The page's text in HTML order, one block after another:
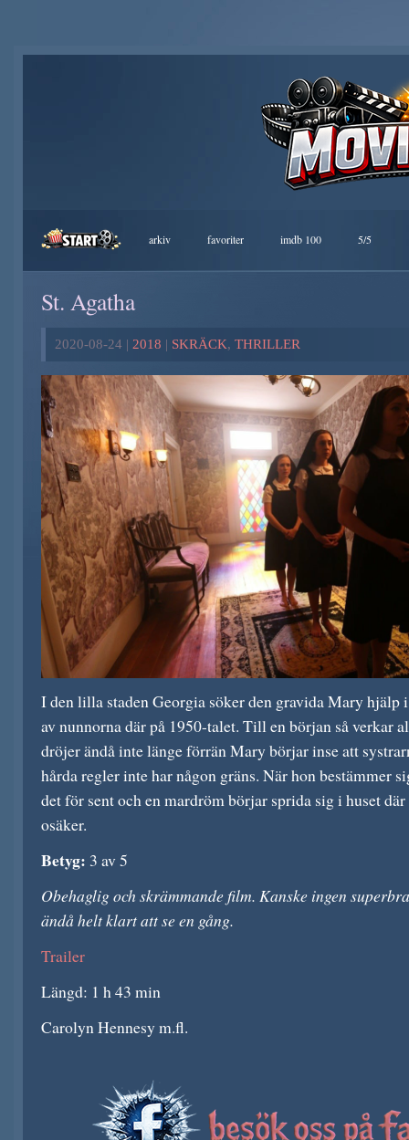
arkiv favoriter imdb 100 5/5
St. Agatha
2020-08-24 | 2018 | SKRÄCK, THRILLER
I den lilla staden Georgia söker den gravida Mary hjälp
av nunnorna där på 1950-talet. Till en början så verkar
dröjer ändå inte länge förrän Mary börjar inse att
hårda regler inte har någon gräns. När hon bestämmer
det för sent och en mardröm börjar sprida sig i huset
osäker.
Betyg: 3 av 5
Obehaglig och skrämmande film. Kanske ingen
ändå helt klart att se en gång.
Trailer
Längd: 1 h 43 min
Carolyn Hennesy m.fl.